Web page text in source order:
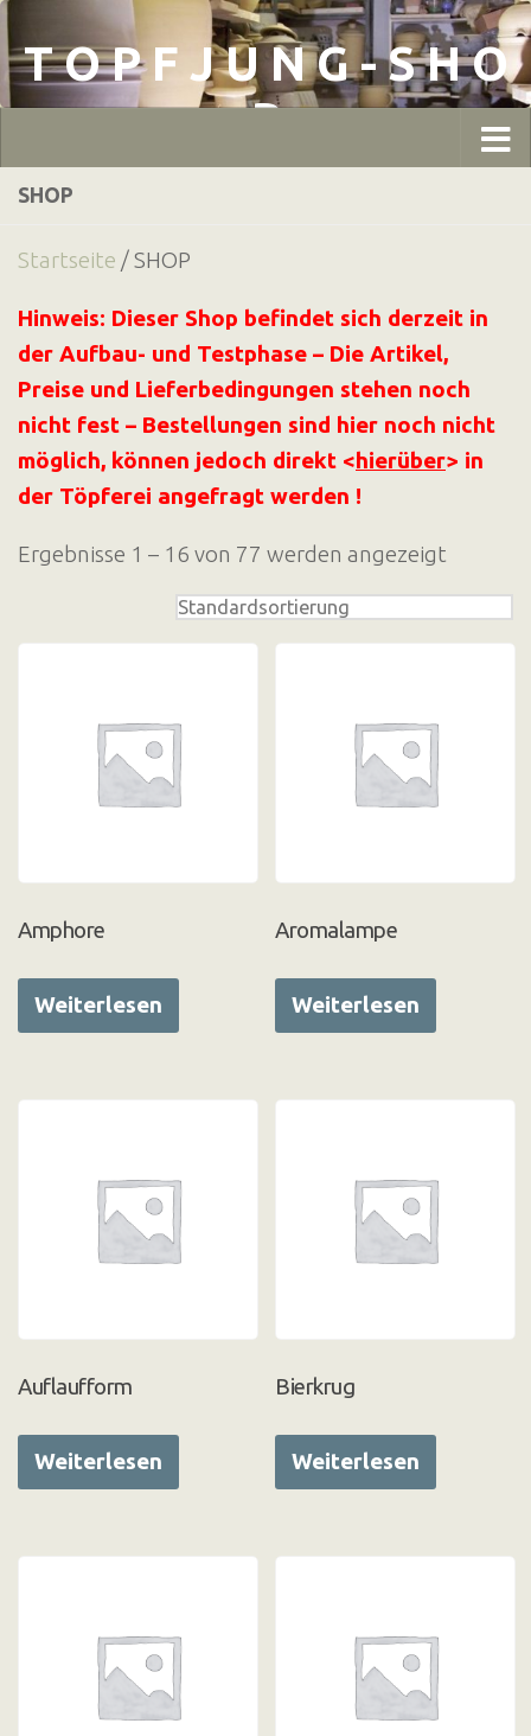
Zum Inhalt springen
T O P F J U N G - S H O
P
SHOP
Startseite / SHOP
Hinweis: Dieser Shop befindet sich derzeit in
der Aufbau- und Testphase – Die Artikel,
Preise und Lieferbedingungen stehen noch
nicht fest – Bestellungen sind hier noch nicht
möglich, können jedoch direkt <hierüber> in
der Töpferei angefragt werden !
Ergebnisse 1 – 16 von 77 werden angezeigt
Amphore
Weiterlesen
Aromalampe
Weiterlesen
Auflaufform
Weiterlesen
Bierkrug
Weiterlesen